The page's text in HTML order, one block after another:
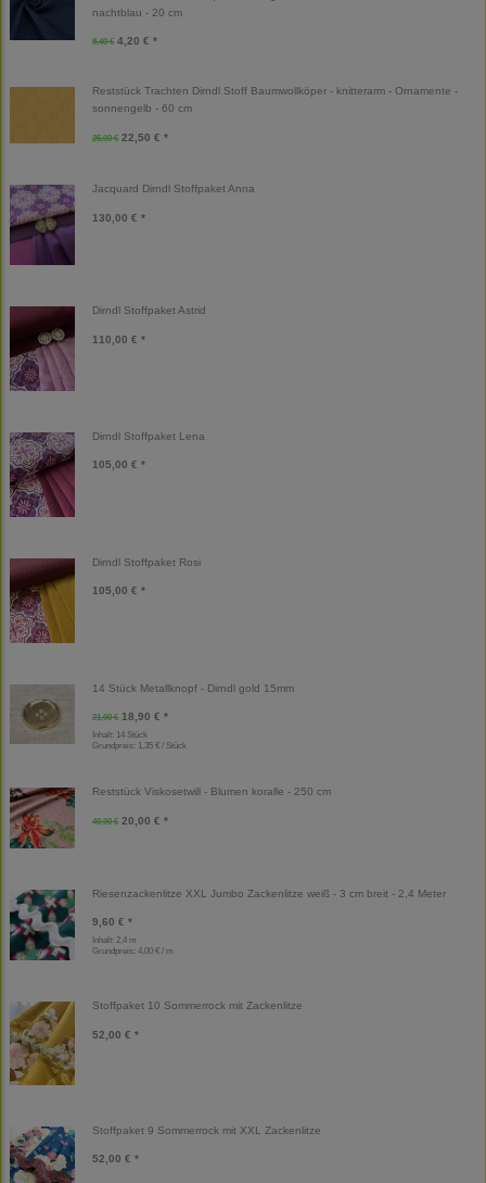
nachtblau - 20 cm
8,40 € 4,20 € *
Reststück Trachten Dirndl Stoff Baumwollköper - knitterarm - Ornamente -
sonnengelb - 60 cm
25,00 € 22,50 € *
Jacquard Dirndl Stoffpaket Anna
130,00 € *
Dirndl Stoffpaket Astrid
110,00 € *
Dirndl Stoffpaket Lena
105,00 € *
Dirndl Stoffpaket Rosi
105,00 € *
14 Stück Metallknopf - Dirndl gold 15mm
21,00 € 18,90 € *
Inhalt: 14 Stück
Grundpreis: 1,35 € / Stück
Reststück Viskosetwill - Blumen koralle - 250 cm
40,00 € 20,00 € *
Riesenzackenlitze XXL Jumbo Zackenlitze weiß - 3 cm breit - 2,4 Meter
9,60 € *
Inhalt: 2,4 m
Grundpreis: 4,00 € / m
Stoffpaket 10 Sommerrock mit Zackenlitze
52,00 € *
Stoffpaket 9 Sommerrock mit XXL Zackenlitze
52,00 € *